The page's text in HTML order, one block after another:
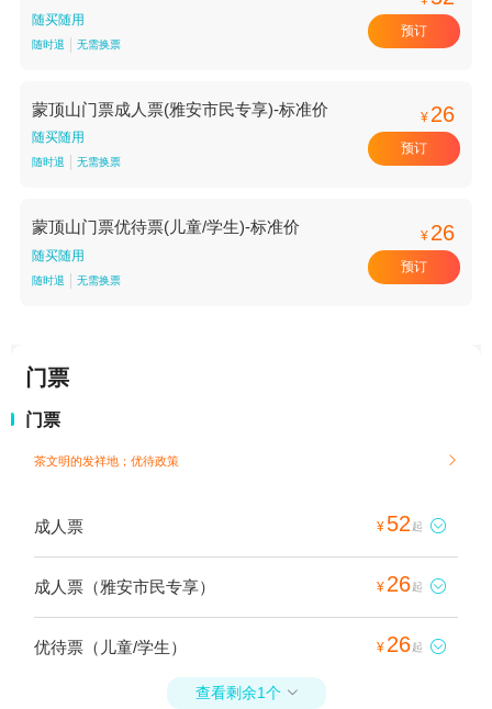
随买随用
随时退 无需换票
预订
蒙顶山门票成人票(雅安市民专享)-标准价
随买随用
随时退 无需换票
¥ 26
预订
蒙顶山门票优待票(儿童/学生)-标准价
随买随用
随时退 无需换票
¥ 26
预订
门票
门票
茶文明的发祥地； 优待政策 
成人票 ¥ 52 起 
成人票（雅安市民专享） ¥ 26起 
优待票（儿童/学生） ¥ 26起 
查看剩余1个 